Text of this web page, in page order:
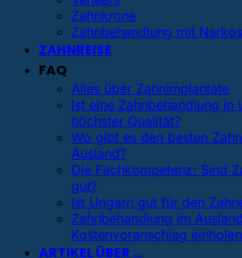
Zahnkrone
Zahnbehandlung mit
ZAHNREISE
FAQ
Alles über Zahnimplantate
Ist eine Zahnbehandlung in
höchster Qualität?
Wo gibt es den besten
Ausland?
Die Fachkompetenz: Sind
gut?
Ist Ungarn gut für den
Zahnbehandlung im
Kostenvoranschlag einholen
ARTIKEL ÜBER …